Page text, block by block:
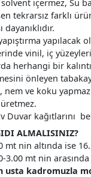
içermez, Su
tekrarsız farklı
dayanıklıdır.
vinil, iç
herhangi bir
önleyen
nem ve koku
Duvar kağıtlarını
ALMALISINIZ?
nin altında ise
3.00 mt nin
usta kadromuzla